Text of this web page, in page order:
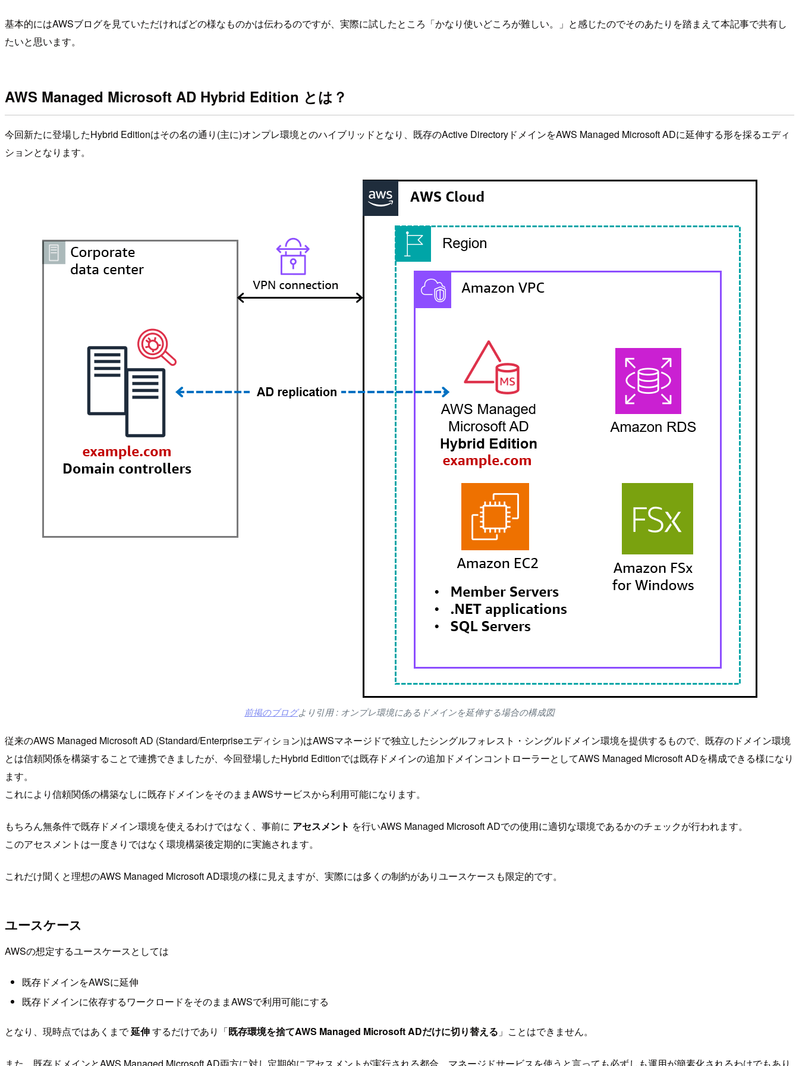
基本的にはAWSブログを見ていただければどの様なものかは伝わるのですが、実際に試したところ「かなり使いどころが難しい。」と感じたのでそのあたりを踏まえて本記事で共有し
たいと思います。
AWS Managed Microsoft AD Hybrid Edition とは？
今回新たに登場したHybrid Editionはその名の通り(主に)オンプレ環境とのハイブリッドとなり、既存のActive DirectoryドメインをAWS Managed Microsoft ADに延伸する形を採るエディ
ションとなります。
前掲のブログより引用 : オンプレ環境にあるドメインを延伸する場合の構成図
従来のAWS Managed Microsoft AD (Standard/Enterpriseエディション)はAWSマネージドで独立したシングルフォレスト・シングルドメイン環境を提供するもので、既存のドメイン環境
とは信頼関係を構築することで連携できましたが、今回登場したHybrid Editionでは既存ドメインの追加ドメインコントローラーとしてAWS Managed Microsoft ADを構成できる様になり
ます。
これにより信頼関係の構築なしに既存ドメインをそのままAWSサービスから利用可能になります。
もちろん無条件で既存ドメイン環境を使えるわけではなく、事前に アセスメント を行いAWS Managed Microsoft ADでの使用に適切な環境であるかのチェックが行われます。
このアセスメントは一度きりではなく環境構築後定期的に実施されます。
これだけ聞くと理想のAWS Managed Microsoft AD環境の様に見えますが、実際には多くの制約がありユースケースも限定的です。
ユースケース
AWSの想定するユースケースとしては
既存ドメインをAWSに延伸
既存ドメインに依存するワークロードをそのままAWSで利用可能にする
となり、現時点ではあくまで延伸するだけであり「既存環境を捨てAWS Managed Microsoft ADだけに切り替える 」ことはできません。